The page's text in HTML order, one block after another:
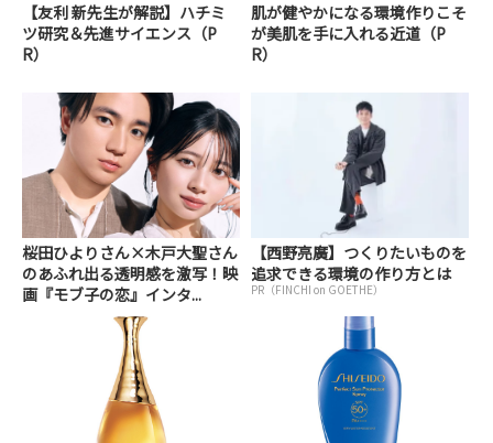
【友利 新先生が解説】ハチミ
ツ研究＆先進サイエンス（P
R）
肌が健やかになる環境作りこそ
が美肌を手に入れる近道（P
R）
桜田ひよりさん×木戸大聖さん
のあふれ出る透明感を激写！映
画『モブ子の恋』インタ...
【西野亮廣】つくりたいものを
追求できる環境の作り方とは
PR（FINCHI on GOETHE）